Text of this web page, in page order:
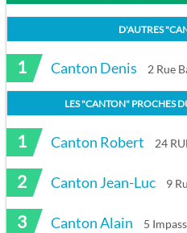
D'AUTRES "
1 Canton Denis 2 Rue
LES "CANTON" PROCHES
1 Canton Robert 24
2 Canton Jean-Luc 9
3 Canton Alain 5